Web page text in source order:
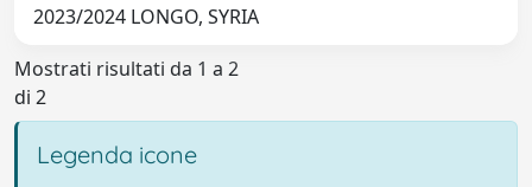
2023/2024 LONGO, SYRIA
Mostrati risultati da 1 a 2
di 2
Legenda icone